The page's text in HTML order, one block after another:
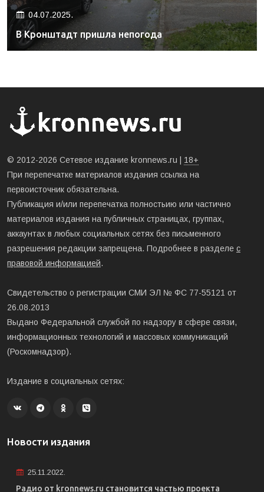
04.07.2025.
В Кронштадт пришла непогода
© 2012-2026 Сетевое издание kronnews.ru | 18+
При перепечатке материалов издания ссылка на
первоисточник обязательна.
Публикация и/или перепечатка полностьию или частично
материалов издания на публичных страницах, группах,
аккаунтах в любых социальных сетях без письменного
разрешения редакции запрещена. Подробнее в разделе с
правовой информацией.
Свидетельство о регистрации СМИ ЭЛ № ФС 77-55121 от
26.08.2013
Выдано Федеральной службой по надзору в сфере связи,
информационных технологий и массовых коммуникаций
(Роскомнадзор).
Издание в социальных сетях:
Новости издания
25.11.2022.
Радио от kronnews.ru становится частью проекта